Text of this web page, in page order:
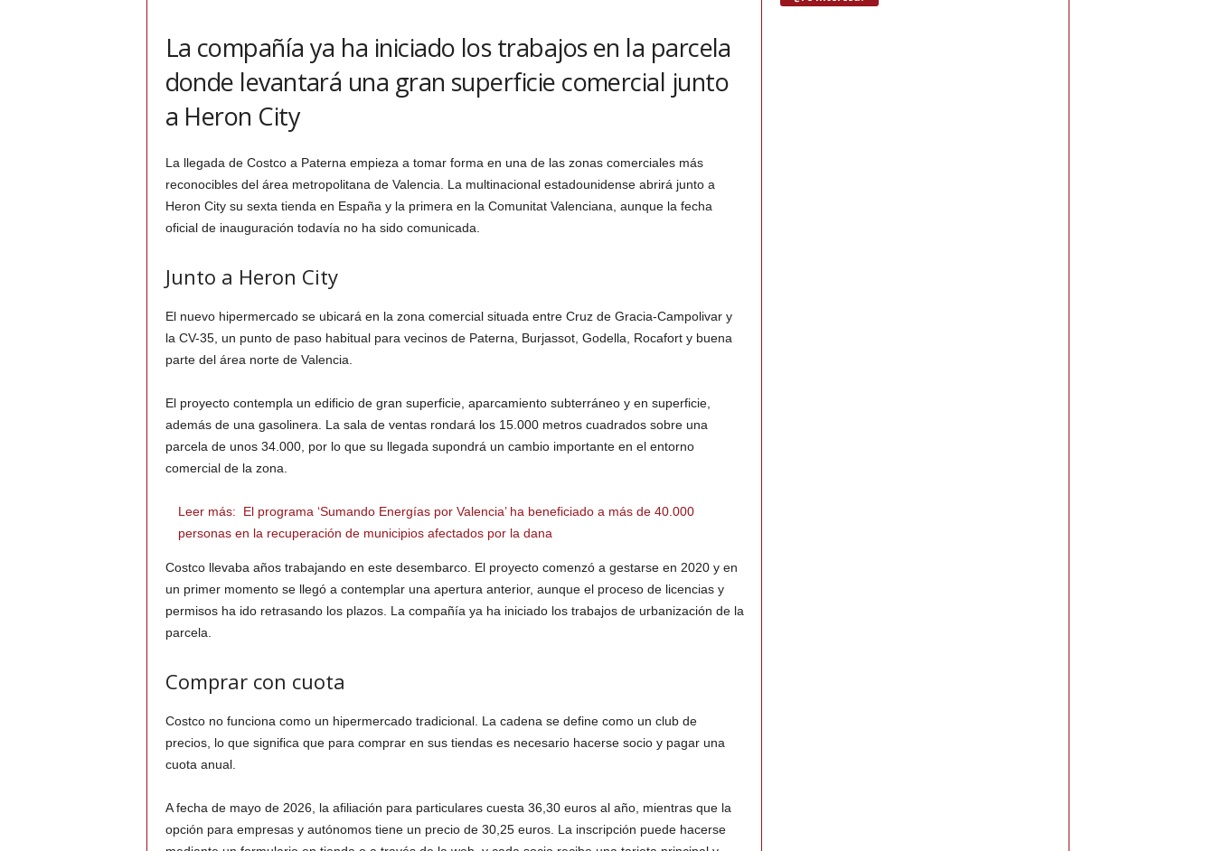
La compañía ya ha iniciado los trabajos en la parcela
donde levantará una gran superficie comercial junto
a Heron City
La llegada de Costco a Paterna empieza a tomar forma en una de las zonas comerciales más
reconocibles del área metropolitana de Valencia. La multinacional estadounidense abrirá junto a
Heron City su sexta tienda en España y la primera en la Comunitat Valenciana, aunque la fecha
oficial de inauguración todavía no ha sido comunicada.
Junto a Heron City
El nuevo hipermercado se ubicará en la zona comercial situada entre Cruz de Gracia-Campolivar y
la CV-35, un punto de paso habitual para vecinos de Paterna, Burjassot, Godella, Rocafort y buena
parte del área norte de Valencia.
El proyecto contempla un edificio de gran superficie, aparcamiento subterráneo y en superficie,
además de una gasolinera. La sala de ventas rondará los 15.000 metros cuadrados sobre una
parcela de unos 34.000, por lo que su llegada supondrá un cambio importante en el entorno
comercial de la zona.
Leer más:
El programa ‘Sumando Energías por Valencia’ ha beneficiado a más de 40.000
personas en la recuperación de municipios afectados por la dana
Costco llevaba años trabajando en este desembarco. El proyecto comenzó a gestarse en 2020 y en
un primer momento se llegó a contemplar una apertura anterior, aunque el proceso de licencias y
permisos ha ido retrasando los plazos. La compañía ya ha iniciado los trabajos de urbanización de la
parcela.
Comprar con cuota
Costco no funciona como un hipermercado tradicional. La cadena se define como un club de
precios, lo que significa que para comprar en sus tiendas es necesario hacerse socio y pagar una
cuota anual.
A fecha de mayo de 2026, la afiliación para particulares cuesta 36,30 euros al año, mientras que la
opción para empresas y autónomos tiene un precio de 30,25 euros. La inscripción puede hacerse